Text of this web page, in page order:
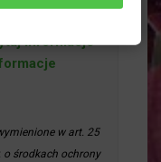
informacje
w art. 25
o środkach ochrony